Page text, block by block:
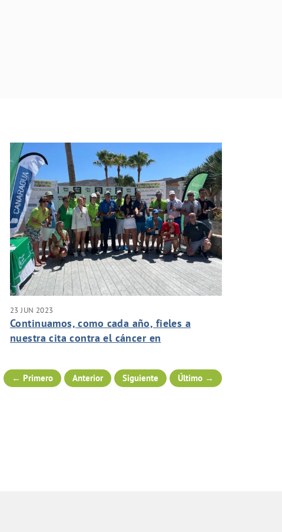
23 JUN 2023
Continuamos, como cada año, fieles a
nuestra cita contra el cáncer en
← Primero Anterior Siguiente Último →